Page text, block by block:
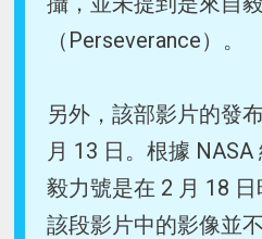
（Perseverance）。
另外，該部影片的發
月 13 日。根據 NASA
毅力號是在 2 月 18
該段影片中的影像並